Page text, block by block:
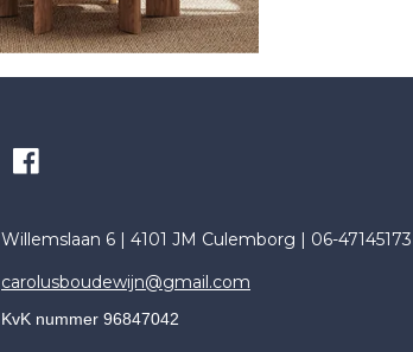
Willemslaan 6 | 4101 JM Culemborg | 06-47145173
carolusboudewijn@gmail.com
KvK nummer 96847042